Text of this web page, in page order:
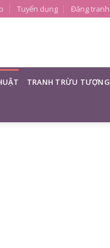
Tuyển dụng Đăng tranh
TRANH TRỪU TƯỢNG